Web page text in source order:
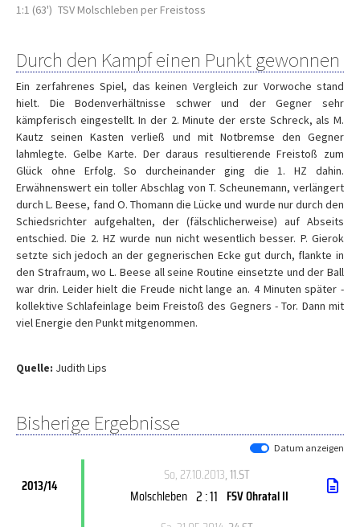
1:1 (63') TSV Molschleben per Freistoss
Durch den Kampf einen Punkt gewonnen
Ein zerfahrenes Spiel, das keinen Vergleich zur Vorwoche stand
hielt. Die Bodenverhältnisse schwer und der Gegner sehr
kämpferisch eingestellt. In der 2. Minute der erste Schreck, als M.
Kautz seinen Kasten verließ und mit Notbremse den Gegner
lahmlegte. Gelbe Karte. Der daraus resultierende Freistoß zum
Glück ohne Erfolg. So durcheinander ging die 1. HZ dahin.
Erwähnenswert ein toller Abschlag von T. Scheunemann, verlängert
durch L. Beese, fand O. Thomann die Lücke und wurde nur durch den
Schiedsrichter aufgehalten, der (fälschlicherweise) auf Abseits
entschied. Die 2. HZ wurde nun nicht wesentlich besser. P. Gierok
setzte sich jedoch an der gegnerischen Ecke gut durch, flankte in
den Strafraum, wo L. Beese all seine Routine einsetzte und der Ball
war drin. Leider hielt die Freude nicht lange an. 4 Minuten später -
kollektive Schlafeinlage beim Freistoß des Gegners - Tor. Dann mit
viel Energie den Punkt mitgenommen.
Quelle: Judith Lips
Bisherige Ergebnisse
Datum anzeigen
2013/14
So, 27.10.2013, 11.ST
Molschleben 2 : 11 FSV Ohratal II